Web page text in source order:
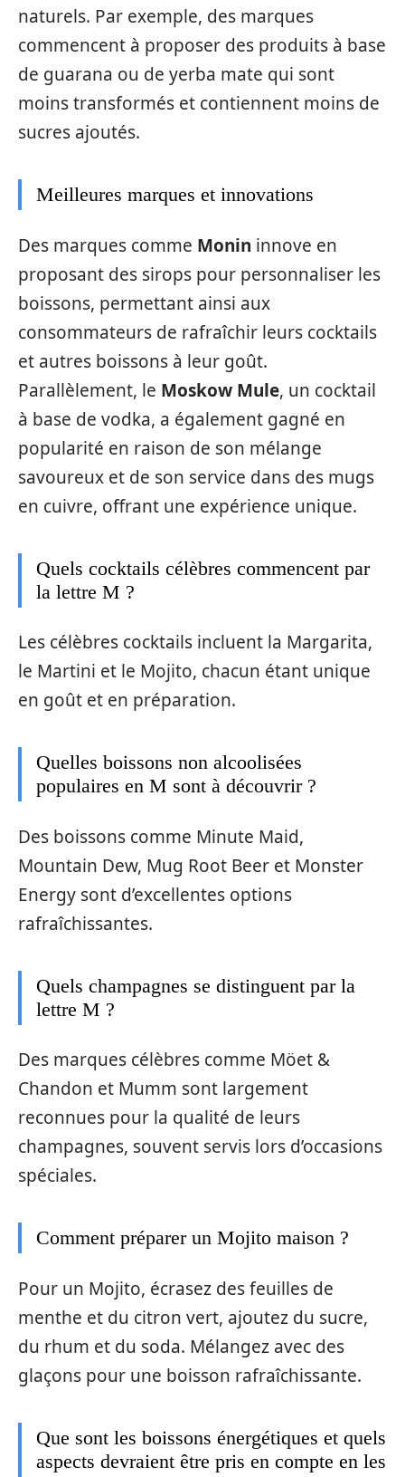
naturels. Par exemple, des marques
commencent à proposer des produits à base
de guarana ou de yerba mate qui sont
moins transformés et contiennent moins de
sucres ajoutés.
Meilleures marques et innovations
Des marques comme Monin innove en
proposant des sirops pour personnaliser les
boissons, permettant ainsi aux
consommateurs de rafraîchir leurs cocktails
et autres boissons à leur goût.
Parallèlement, le Moskow Mule, un cocktail
à base de vodka, a également gagné en
popularité en raison de son mélange
savoureux et de son service dans des mugs
en cuivre, offrant une expérience unique.
Quels cocktails célèbres commencent par
la lettre M ?
Les célèbres cocktails incluent la Margarita,
le Martini et le Mojito, chacun étant unique
en goût et en préparation.
Quelles boissons non alcoolisées
populaires en M sont à découvrir ?
Des boissons comme Minute Maid,
Mountain Dew, Mug Root Beer et Monster
Energy sont d’excellentes options
rafraîchissantes.
Quels champagnes se distinguent par la
lettre M ?
Des marques célèbres comme Möet &
Chandon et Mumm sont largement
reconnues pour la qualité de leurs
champagnes, souvent servis lors d’occasions
spéciales.
Comment préparer un Mojito maison ?
Pour un Mojito, écrasez des feuilles de
menthe et du citron vert, ajoutez du sucre,
du rhum et du soda. Mélangez avec des
glaçons pour une boisson rafraîchissante.
Que sont les boissons énergétiques et quels
aspects devraient être pris en compte en les